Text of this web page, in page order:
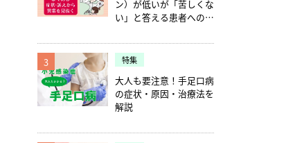
ン）が低いが「苦しくな
い」と答える患者への確
3 特集
大人も要注意！手足口病
の症状・原因・治療法を
解説